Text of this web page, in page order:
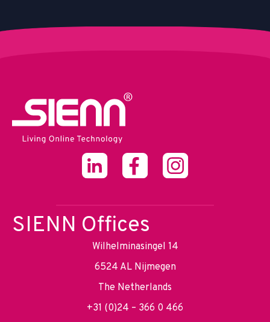
SIENN Offices
Wilhelminasingel 14
6524 AL Nijmegen
The Netherlands
+31 (0)24 – 366 0 466